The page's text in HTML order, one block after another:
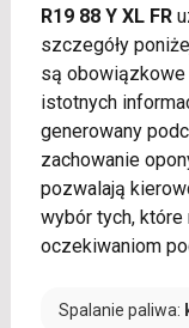
R19 88 Y XL FR
szczegóły
są obowiązkowe
istotnych
generowany
zachowanie
pozwalają
wybór tych,
oczekiwaniom
Spalanie paliwa: